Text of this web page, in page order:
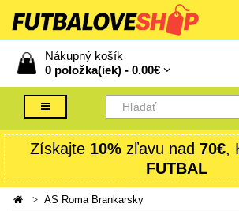
Nákupný košík
0 položka(iek) - 0.00€
Získajte 10% zľavu nad 70€,
FUTBAL
AS Roma Brankarsky